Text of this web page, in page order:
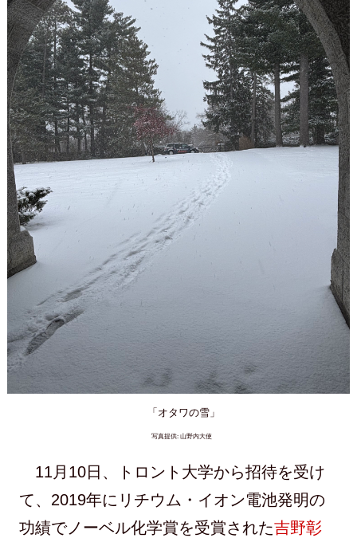
「オタワの雪」
写真提供: 山野内大使
11月10日、トロント大学から招待を受け
て、2019年にリチウム・イオン電池発明の
功績でノーベル化学賞を受賞された吉野彰